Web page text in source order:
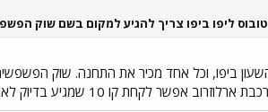
ליפו ביפו צריך להגיע למקום בשם שוק
ביפו, וכל אחד מכיר את התחנה. שוק
לאותו מקום. התדירות של 46 הרבה יותר גבוהה.